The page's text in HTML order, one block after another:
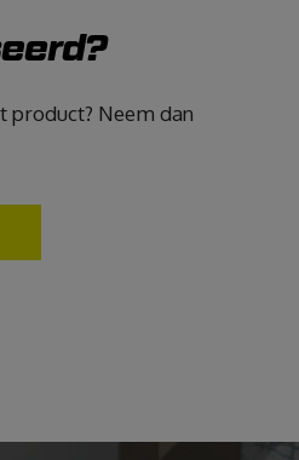
product? Neem dan